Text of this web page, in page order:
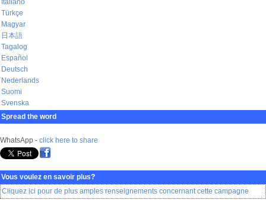
Italiano
Türkçe
Magyar
日本語
Tagalog
Español
Deutsch
Nederlands
Suomi
Svenska
Spread the word
WhatsApp - click here to share
Vous voulez en savoir plus?
Cliquez ici pour de plus amples renseignements concernant cette campagne